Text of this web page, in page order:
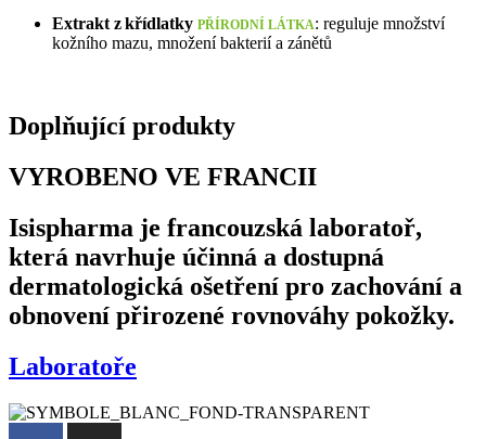
Extrakt z křídlatky PŘÍRODNÍ LÁTKA: reguluje množství
kožního mazu, množení bakterií a zánětů
Doplňující produkty
VYROBENO VE FRANCII
Isispharma je francouzská laboratoř,
která navrhuje účinná a dostupná
dermatologická ošetření pro zachování a
obnovení přirozené rovnováhy pokožky.
Laboratoře